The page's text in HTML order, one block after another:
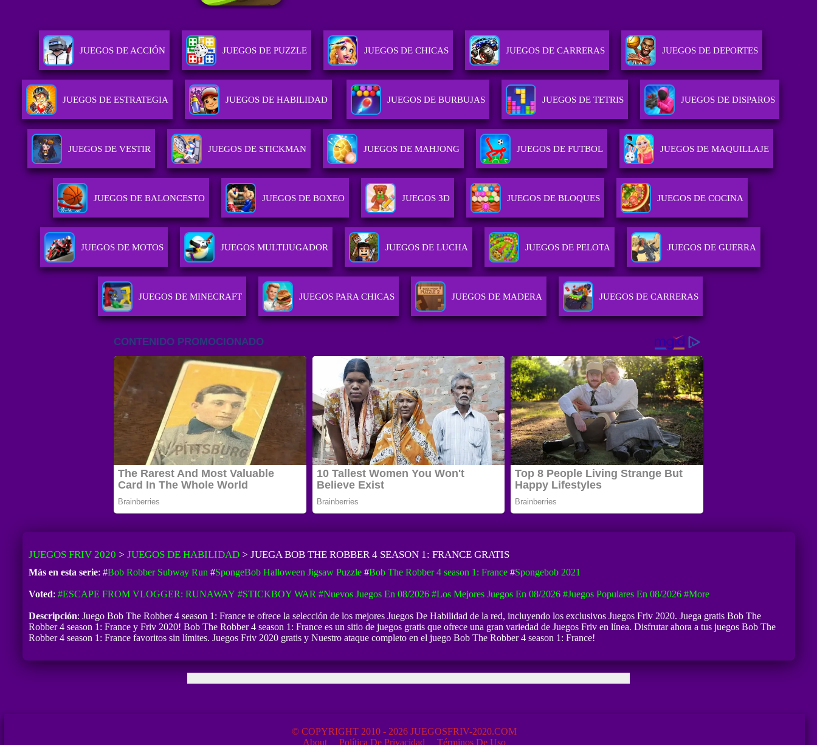
JUEGOS DE ACCIÓN JUEGOS DE PUZZLE JUEGOS DE CHICAS JUEGOS DE CARRERAS JUEGOS DE DEPORTES
JUEGOS DE ESTRATEGIA JUEGOS DE HABILIDAD JUEGOS DE BURBUJAS JUEGOS DE TETRIS JUEGOS DE DISPAROS
JUEGOS DE VESTIR JUEGOS DE STICKMAN JUEGOS DE MAHJONG JUEGOS DE FUTBOL JUEGOS DE MAQUILLAJE
JUEGOS DE BALONCESTO JUEGOS DE BOXEO JUEGOS 3D JUEGOS DE BLOQUES JUEGOS DE COCINA
JUEGOS DE MOTOS JUEGOS MULTIJUGADOR JUEGOS DE LUCHA JUEGOS DE PELOTA JUEGOS DE GUERRA
JUEGOS DE MINECRAFT JUEGOS PARA CHICAS JUEGOS DE MADERA JUEGOS DE CARRERAS
JUEGOS FRIV 2020 > JUEGOS DE HABILIDAD> JUEGA BOB THE ROBBER 4 SEASON 1: FRANCE GRATIS
Más en esta serie: #Bob Robber Subway Run #SpongeBob Halloween Jigsaw Puzzle#Bob The Robber 4 season 1: France#Spongebob 2021
Voted: #ESCAPE FROM VLOGGER: RUNAWAY #STICKBOY WAR #Nuevos Juegos En 08/2026 #Los Mejores Juegos En 08/2026 #Juegos Populares En 08/2026 #more
Descripción: Juego Bob The Robber 4 season 1: France te ofrece la selección de los mejores Juegos De Habilidad de la red, incluyendo los exclusivos Juegos Friv 2020. Juega gratis Bob The
Robber 4 season 1: France y Friv 2020! Bob The Robber 4 season 1: France es un sitio de juegos gratis que ofrece una gran variedad de Juegos Friv en línea. Disfrutar ahora a tus juegos Bob The
Robber 4 season 1: France favoritos sin límites. Juegos Friv 2020 gratis y Nuestro ataque completo en el juego Bob The Robber 4 season 1: France!
© COPYRIGHT 2010 - 2026 JUEGOSFRIV-2020.COM
About
Política De Privacidad Términos De Uso